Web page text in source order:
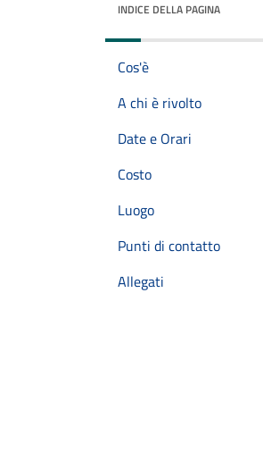
INDICE DELLA PAGINA
Cos'è
A chi è rivolto
Date e Orari
Costo
Luogo
Punti di contatto
Allegati